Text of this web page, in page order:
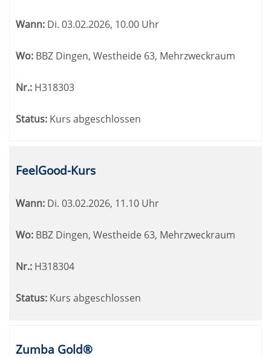
Wann: Di. 03.02.2026, 10.00 Uhr
Wo: BBZ Dingen, Westheide 63, Mehrzweckraum
Nr.: H318303
Status: Kurs abgeschlossen
FeelGood-Kurs
Wann: Di. 03.02.2026, 11.10 Uhr
Wo: BBZ Dingen, Westheide 63, Mehrzweckraum
Nr.: H318304
Status: Kurs abgeschlossen
Zumba Gold®